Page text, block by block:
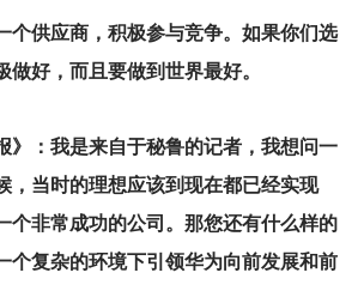
个供应商，积极参与竞争。如果你们选
做好，而且要做到世界最好。
》：我是来自于秘鲁的记者，我想问一
，当时的理想应该到现在都已经实现
个非常成功的公司。那您还有什么样的
个复杂的环境下引领华为向前发展和前